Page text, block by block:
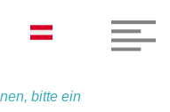
bitte ein